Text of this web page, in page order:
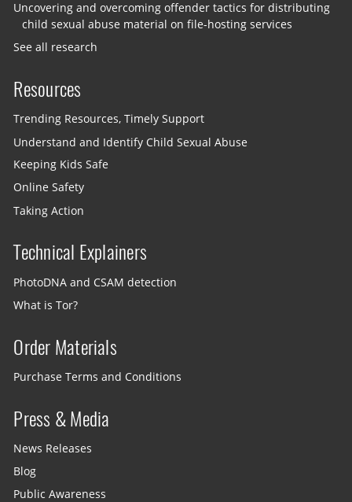
Uncovering and overcoming offender tactics for distributing
child sexual abuse material on file-hosting services
See all research
Resources
Trending Resources, Timely Support
Understand and Identify Child Sexual Abuse
Keeping Kids Safe
Online Safety
Taking Action
Technical Explainers
PhotoDNA and CSAM detection
What is Tor?
Order Materials
Purchase Terms and Conditions
Press & Media
News Releases
Blog
Public Awareness